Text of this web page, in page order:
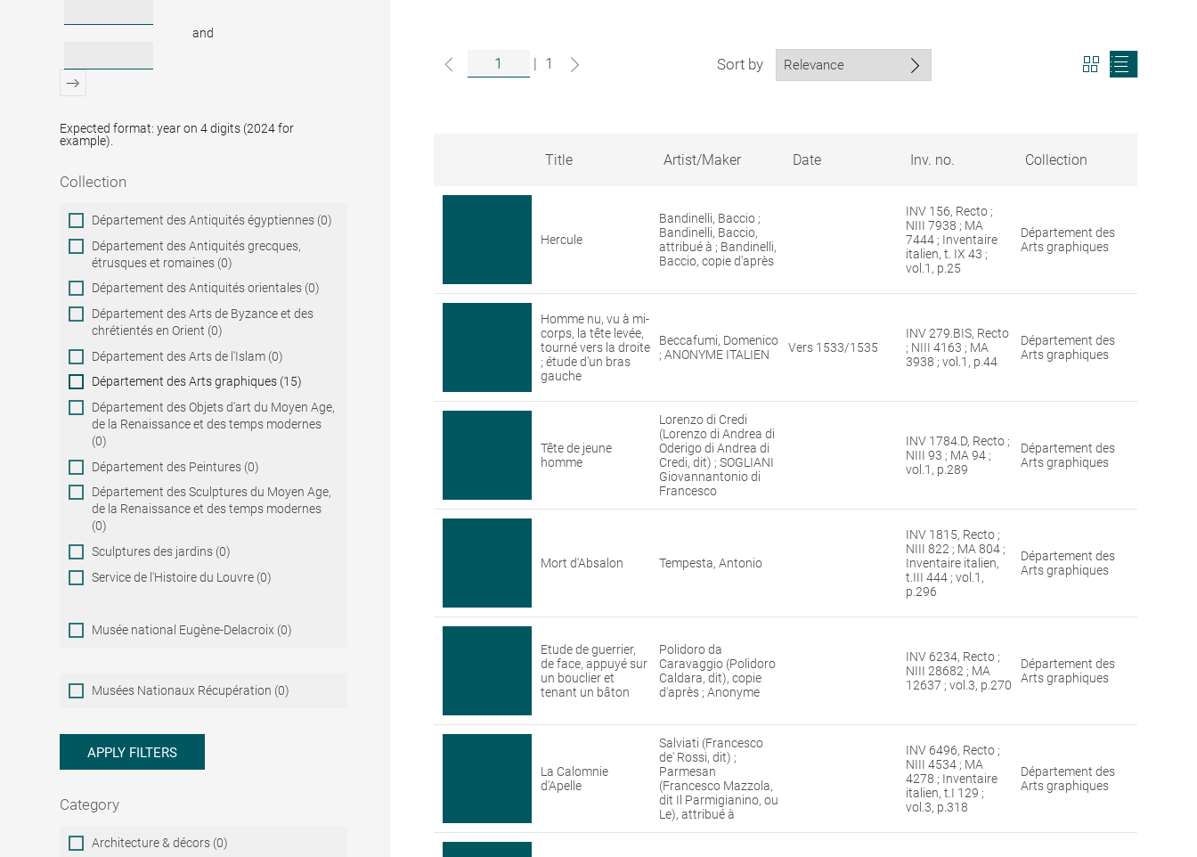
and
Expected format: year on 4 digits (2024 for
example).
Collection
Collection
Département des Antiquités égyptiennes (0)
Département des Antiquités grecques,
étrusques et romaines (0)
Département des Antiquités orientales (0)
Département des Arts de Byzance et des
chrétientés en Orient (0)
Département des Arts de l'Islam (0)
Département des Arts graphiques (15)
Département des Objets d'art du Moyen Age,
de la Renaissance et des temps modernes
(0)
Département des Peintures (0)
Département des Sculptures du Moyen Age,
de la Renaissance et des temps modernes
(0)
Sculptures des jardins (0)
Service de l'Histoire du Louvre (0)
Musée national Eugène-Delacroix (0)
Musées
Nationaux
Musées Nationaux Récupération (0)
APPLY FILTERS
Category
Category
Architecture & décors (0)
| 1 Sort by
View
search
Search
Louvre
collections
Title Artist/Maker Date Inv. no. Collection
Hercule
Bandinelli, Baccio ;
Bandinelli, Baccio,
attribué à ; Bandinelli,
Baccio, copie d'après
INV 156, Recto ;
NIII 7938 ; MA
7444 ; Inventaire
italien, t. IX 43 ;
vol.1, p.25
Département des
Arts graphiques
Homme nu, vu à mi-
corps, la tête levée,
tourné vers la droite
; étude d'un bras
gauche
Beccafumi, Domenico
; ANONYME ITALIEN
Vers 1533/1535
INV 279.BIS, Recto
; NIII 4163 ; MA
3938 ; vol.1, p.44
Département des
Arts graphiques
Tête de jeune
homme
Lorenzo di Credi
(Lorenzo di Andrea di
Oderigo di Andrea di
Credi, dit) ; SOGLIANI
Giovannantonio di
Francesco
INV 1784.D, Recto ;
NIII 93 ; MA 94 ;
vol.1, p.289
Département des
Arts graphiques
Mort d'Absalon Tempesta, Antonio
INV 1815, Recto ;
NIII 822 ; MA 804 ;
Inventaire italien,
t.III 444 ; vol.1,
p.296
Département des
Arts graphiques
Etude de guerrier,
de face, appuyé sur
un bouclier et
tenant un bâton
Polidoro da
Caravaggio (Polidoro
Caldara, dit), copie
d'après ; Anonyme
INV 6234, Recto ;
NIII 28682 ; MA
12637 ; vol.3, p.270
Département des
Arts graphiques
La Calomnie
d'Apelle
Salviati (Francesco
de' Rossi, dit) ;
Parmesan
(Francesco Mazzola,
dit Il Parmigianino, ou
Le), attribué à
INV 6496, Recto ;
NIII 4534 ; MA
4278 ; Inventaire
italien, t.I 129 ;
vol.3, p.318
Département des
Arts graphiques